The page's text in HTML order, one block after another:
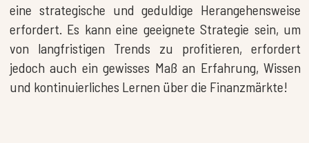
eine strategische und geduldige Herangehensweise
erfordert. Es kann eine geeignete Strategie sein, um
von langfristigen Trends zu profitieren, erfordert
jedoch auch ein gewisses Maß an Erfahrung, Wissen
und kontinuierliches Lernen über die Finanzmärkte!